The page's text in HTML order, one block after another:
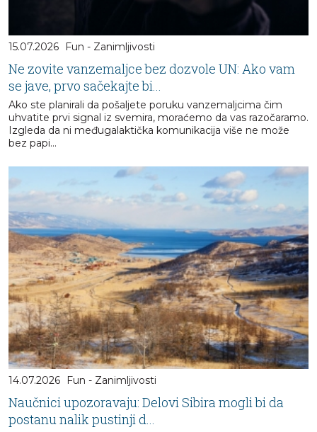
15.07.2026 Fun - Zanimljivosti
Ne zovite vanzemaljce bez dozvole UN: Ako vam
se jave, prvo sačekajte bi...
Ako ste planirali da pošaljete poruku vanzemaljcima čim
uhvatite prvi signal iz svemira, moraćemo da vas razočaramo.
Izgleda da ni međugalaktička komunikacija više ne može
bez papi...
14.07.2026 Fun - Zanimljivosti
Naučnici upozoravaju: Delovi Sibira mogli bi da
postanu nalik pustinji d...